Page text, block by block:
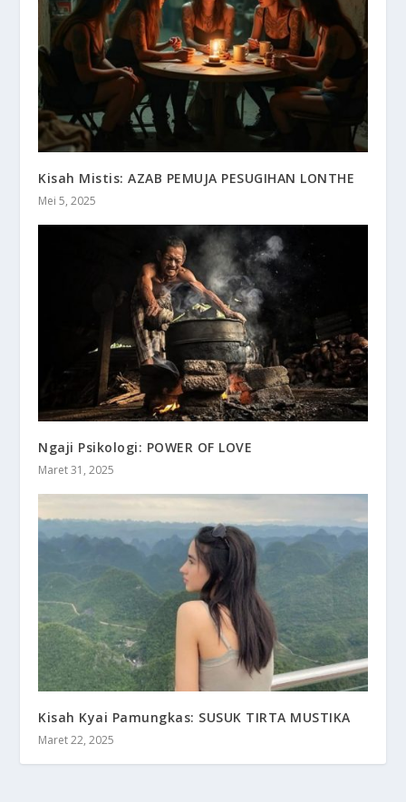
Kisah Mistis: AZAB PEMUJA PESUGIHAN LONTHE
Mei 5, 2025
Ngaji Psikologi: POWER OF LOVE
Maret 31, 2025
Kisah Kyai Pamungkas: SUSUK TIRTA MUSTIKA
Maret 22, 2025